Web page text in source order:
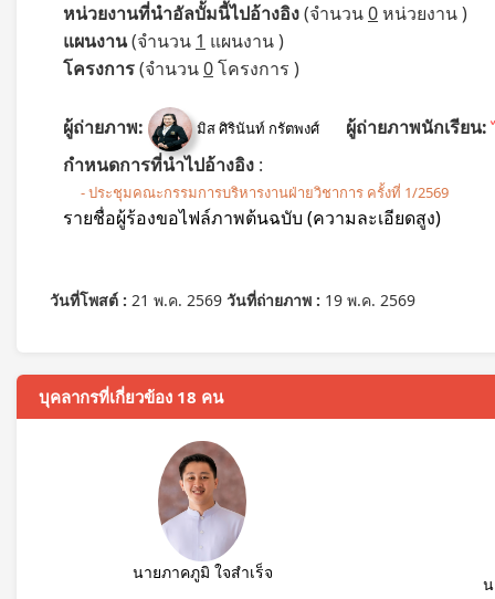
หน่วยงานที่นำอัลบั้มนี้ไปอ้างอิง(จำนวน0หน่วยงาน )
แผนงาน(จำนวน 1 แผนงาน )
โครงการ(จำนวน0โครงการ )
ผู้ถ่ายภาพ: มิส ศิรินันท์ กรัตพงศ์ ผู้ถ่ายภาพนักเรียน:
กำหนดการที่นำไปอ้างอิง :
- ประชุมคณะกรรมการบริหารงานฝ่ายวิชาการ ครั้งที่ 1/2569
รายชื่อผู้ร้องขอไฟล์ภาพต้นฉบับ (ความละเอียดสูง)
วันที่โพสต์ : 21 พ.ค. 2569 วันที่ถ่ายภาพ : 19 พ.ค. 2569
บุคลากรที่เกี่ยวข้อง 18 คน
นายภาคภูมิ ใจสำเร็จ